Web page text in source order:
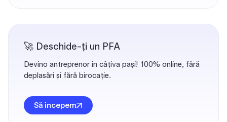
🚀 Deschide-ți un PFA
Devino antreprenor în câțiva pași! 100% online, fără
deplasări și fără birocație.
Să începem